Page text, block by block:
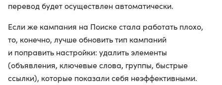
перевод будет осуществлен автоматически.
Если же кампания на Поиске стала работать плохо,
то, конечно, лучше обновить тип кампаний
и поправить настройки: удалить элементы
(объявления, ключевые слова, группы, быстрые
ссылки), которые показали себя неэффективными.